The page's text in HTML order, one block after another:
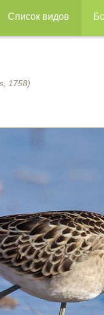
Список видов
1758)